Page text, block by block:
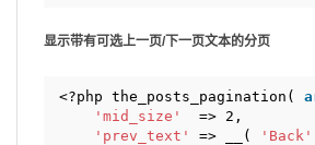
显示带有可选上一页/下一页文本的分页
<?php the_posts_pagination(
'mid_size'
=> 2,
'prev_text'
=> __( 'Back'